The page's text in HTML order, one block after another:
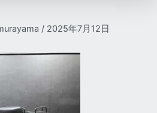
/ 2025年7月12日